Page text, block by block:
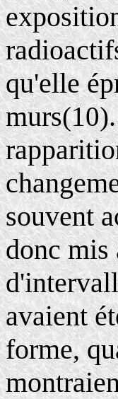
qu'elle
murs(10)
souvent
donc mis
avaient
forme,